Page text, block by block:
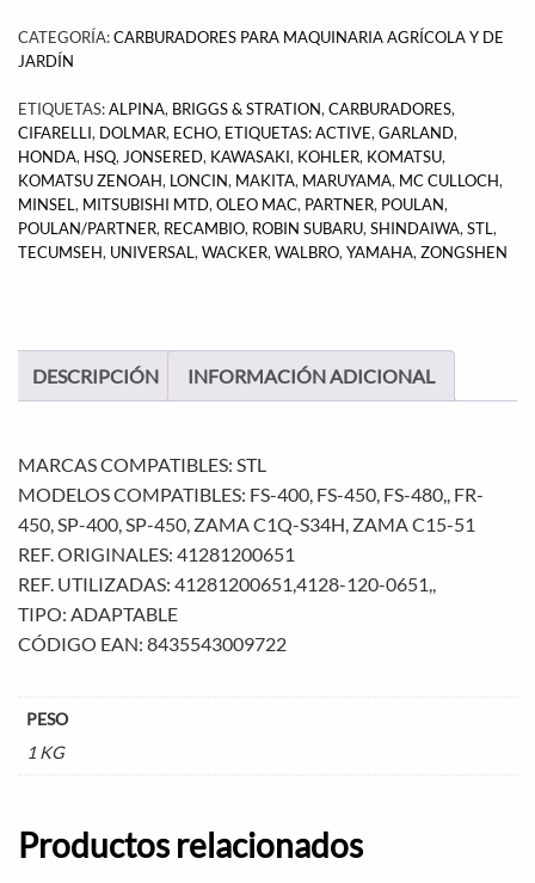
CATEGORÍA:CARBURADORES PARA MAQUINARIA AGRÍCOLA Y DE
JARDÍN
ETIQUETAS:ALPINA, BRIGGS & STRATION, CARBURADORES,
CIFARELLI, DOLMAR, ECHO, ETIQUETAS: ACTIVE, GARLAND,
HONDA, HSQ, JONSERED, KAWASAKI, KOHLER, KOMATSU,
KOMATSU ZENOAH, LONCIN, MAKITA, MARUYAMA, MC CULLOCH,
MINSEL, MITSUBISHI MTD, OLEO MAC, PARTNER, POULAN,
POULAN/PARTNER, RECAMBIO, ROBIN SUBARU, SHINDAIWA, STL,
TECUMSEH, UNIVERSAL, WACKER, WALBRO, YAMAHA, ZONGSHEN
DESCRIPCIÓN INFORMACIÓN ADICIONAL
MARCAS COMPATIBLES: STL
MODELOS COMPATIBLES: FS-400, FS-450, FS-480,, FR-
450, SP-400, SP-450, ZAMA C1Q-S34H, ZAMA C15-51
REF. ORIGINALES: 41281200651
REF. UTILIZADAS: 41281200651,4128-120-0651,,
TIPO: ADAPTABLE
CÓDIGO EAN: 8435543009722
PESO
1 KG
Productos relacionados